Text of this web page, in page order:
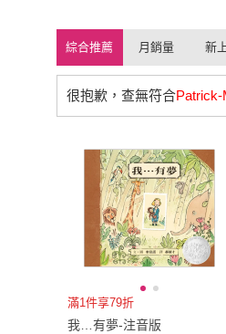
綜合推薦 月銷量 新
很抱歉，查無符合Patrick-
滿1件享79折
我…有夢-注音版